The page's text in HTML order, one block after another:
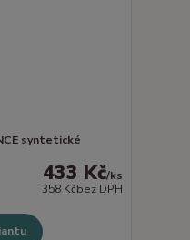
syntetické
433 Kč/ks
358 Kčbez DPH